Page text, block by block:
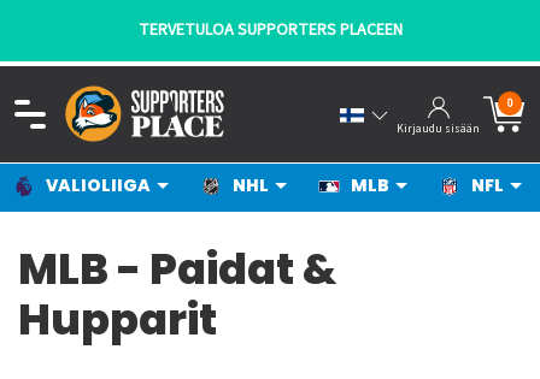
TERVETULOA SUPPORTERS PLACEEN
Kirjaudu sisään
0
VALIOLIIGA NHL MLB NFL
MLB - Paidat &
Hupparit